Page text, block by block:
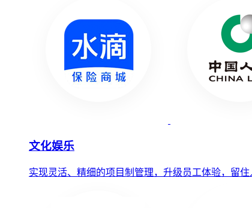
文化娱乐
实现灵活、精细的项目制管理，升级员工体验，留住